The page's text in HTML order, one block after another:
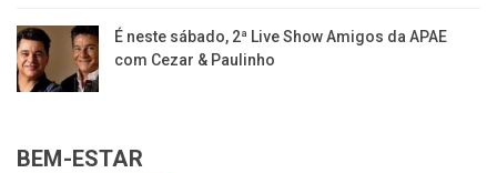
É neste sábado, 2ª Live Show Amigos da APAE
com Cezar & Paulinho
BEM-ESTAR